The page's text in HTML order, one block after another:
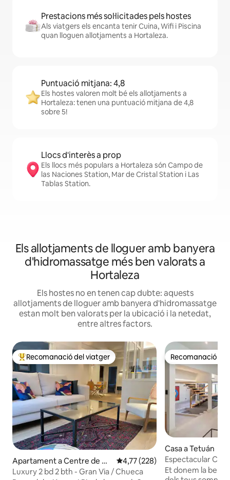
Prestacions més sol·licitades pels hostes
Als viatgers els encanta tenir Cuina, Wifi i Piscina
quan lloguen allotjaments a Hortaleza.
Puntuació mitjana: 4,8
Els hostes valoren molt bé els allotjaments a
Hortaleza: tenen una puntuació mitjana de 4,8
sobre 5!
Llocs d'interès a prop
Els llocs més populars a Hortaleza són Campo de
las Naciones Station, Mar de Cristal Station i Las
Tablas Station.
Els allotjaments de lloguer amb banyera
d'hidromassatge més ben valorats a
Hortaleza
Els hostes no en tenen cap dubte: aquests
allotjaments de lloguer amb banyera d'hidromassatge
estan molt ben valorats per la ubicació i la netedat,
entre altres factors.
Principals recomanacions dels viatgers
Recomanació del viatger
Apartament a Centre de Ma
drid
4,77 de puntuació mitjana d'un
4,77 (228)
Luxury 2 bd 2 bth - Gran Via / Chueca
Recomanació
Recomanació
Casa a Tetuán
Espectacular
Et donem la